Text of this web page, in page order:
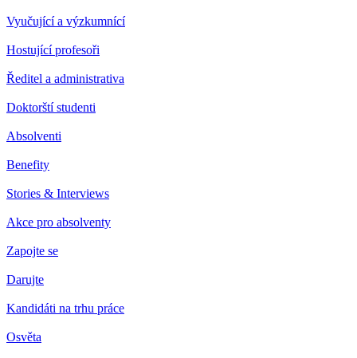
Vyučující a výzkumnící
Hostující profesoři
Ředitel a administrativa
Doktorští studenti
Absolventi
Benefity
Stories & Interviews
Akce pro absolventy
Zapojte se
Darujte
Kandidáti na trhu práce
Osvěta